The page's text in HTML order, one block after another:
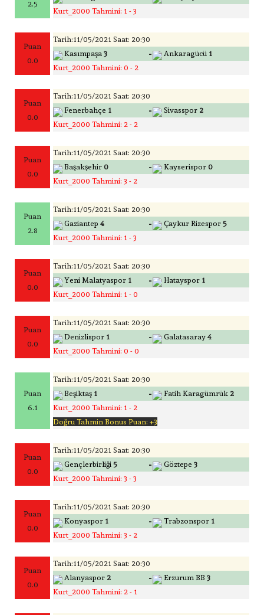
2.5
Kurt_2000 Tahmini: 1 - 3
Puan
0.0
Tarih:11/05/2021 Saat: 20:30
Kasımpaşa 3 - Ankaragücü 1
Kurt_2000 Tahmini: 0 - 2
Puan
0.0
Tarih:11/05/2021 Saat: 20:30
Fenerbahçe 1 - Sivasspor 2
Kurt_2000 Tahmini: 2 - 2
Puan
0.0
Tarih:11/05/2021 Saat: 20:30
Başakşehir 0 - Kayserispor 0
Kurt_2000 Tahmini: 3 - 2
Puan
2.8
Tarih:11/05/2021 Saat: 20:30
Gaziantep 4 - Çaykur Rizespor 5
Kurt_2000 Tahmini: 1 - 3
Puan
0.0
Tarih:11/05/2021 Saat: 20:30
Yeni Malatyaspor 1 - Hatayspor 1
Kurt_2000 Tahmini: 1 - 0
Puan
0.0
Tarih:11/05/2021 Saat: 20:30
Denizlispor 1 - Galatasaray 4
Kurt_2000 Tahmini: 0 - 0
Puan
6.1
Tarih:11/05/2021 Saat: 20:30
Beşiktaş 1 - Fatih Karagümrük 2
Kurt_2000 Tahmini: 1 - 2
Doğru Tahmin Bonus Puan: +3
Puan
0.0
Tarih:11/05/2021 Saat: 20:30
Gençlerbirliği 5 - Göztepe 3
Kurt_2000 Tahmini: 3 - 3
Puan
0.0
Tarih:11/05/2021 Saat: 20:30
Konyaspor 1 - Trabzonspor 1
Kurt_2000 Tahmini: 3 - 2
Puan
0.0
Tarih:11/05/2021 Saat: 20:30
Alanyaspor 2 - Erzurum BB 3
Kurt_2000 Tahmini: 2 - 1